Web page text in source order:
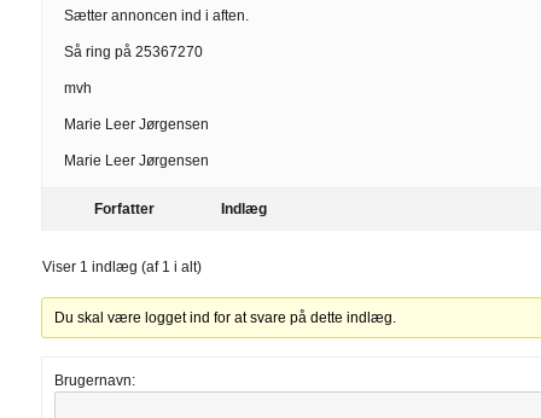
Sætter annoncen ind i aften.
Så ring på 25367270
mvh
Marie Leer Jørgensen
Marie Leer Jørgensen
Forfatter Indlæg
Viser 1 indlæg (af 1 i alt)
Du skal være logget ind for at svare på dette indlæg.
Brugernavn: